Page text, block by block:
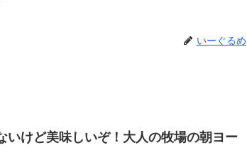
いーぐるめ
いけど美味しいぞ！大人の牧場の朝ヨー